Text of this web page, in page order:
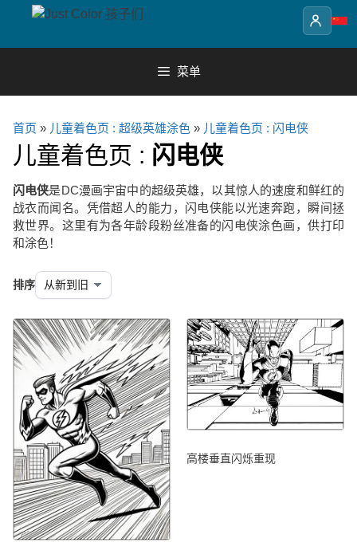
content
菜单
首页 » 儿童着色页 : 超级英雄涂色 » 儿童着色页 : 闪电侠
儿童着色页 : 闪电侠
闪电侠是DC漫画宇宙中的超级英雄，以其惊人的速度和鲜红的
战衣而闻名。凭借超人的能力，闪电侠能以光速奔跑，瞬间拯
救世界。这里有为各年龄段粉丝准备的闪电侠涂色画，供打印
和涂色！
排序
高楼垂直闪烁重现